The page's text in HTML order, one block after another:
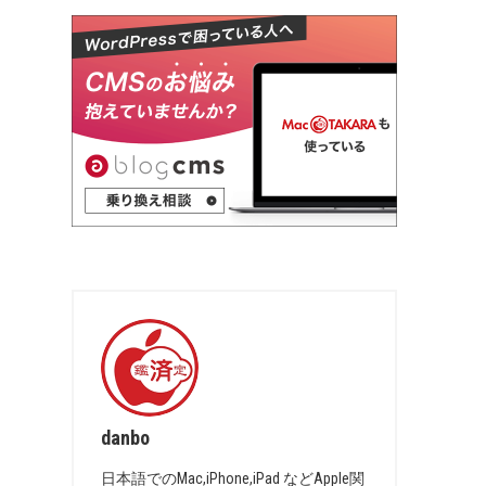
danbo
日本語でのMac,iPhone,iPad などApple関